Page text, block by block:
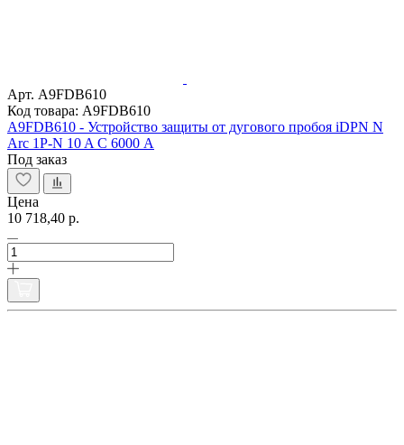
Арт. A9FDB610
Код товара: A9FDB610
A9FDB610 - Устройство защиты от дугового пробоя iDPN N
Arc 1P-N 10 A С 6000 A
Под заказ
Цена
10 718,40 р.